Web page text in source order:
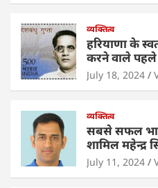
at
s
A
p
p
c
e
b
o
o
er e
dI
n
व्यक्तित्व
हरियाणा के
करने वाले पहले
July 18, 2024
व्यक्तित्व
सबसे सफल
शामिल महेन्द्र
July 11, 2024